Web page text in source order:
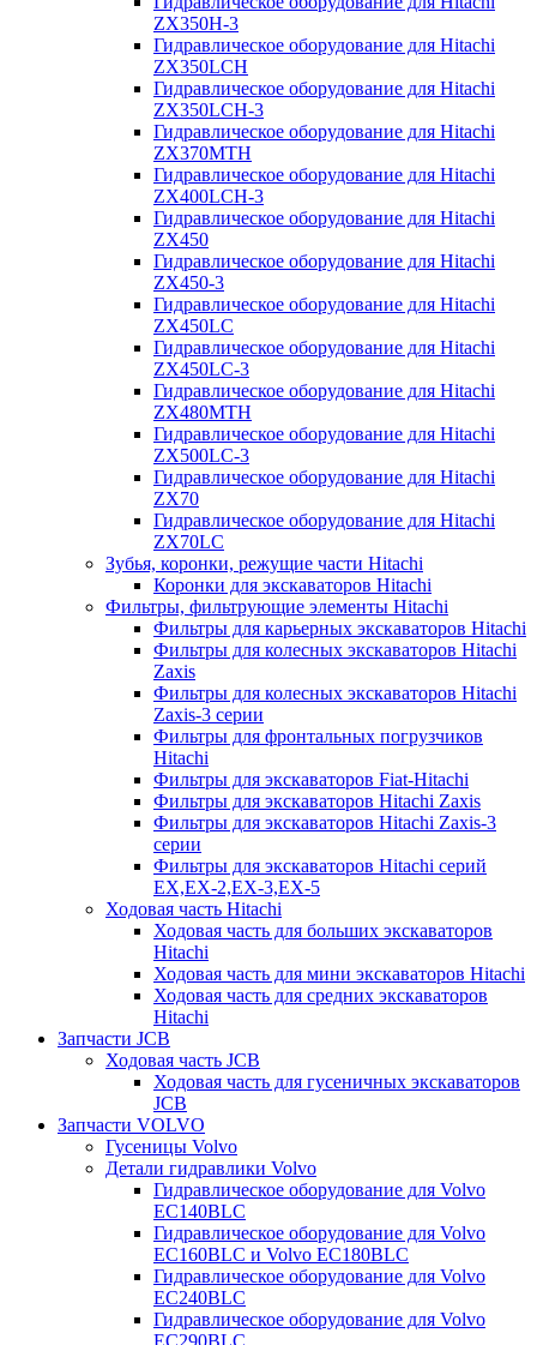
ZX350H-3
Гидравлическое оборудование для Hitachi
ZX350LCH
Гидравлическое оборудование для Hitachi
ZX350LCH-3
Гидравлическое оборудование для Hitachi
ZX370MTH
Гидравлическое оборудование для Hitachi
ZX400LCH-3
Гидравлическое оборудование для Hitachi
ZX450
Гидравлическое оборудование для Hitachi
ZX450-3
Гидравлическое оборудование для Hitachi
ZX450LC
Гидравлическое оборудование для Hitachi
ZX450LC-3
Гидравлическое оборудование для Hitachi
ZX480MTH
Гидравлическое оборудование для Hitachi
ZX500LC-3
Гидравлическое оборудование для Hitachi
ZX70
Гидравлическое оборудование для Hitachi
ZX70LC
Зубья, коронки, режущие части Hitachi
Коронки для экскаваторов Hitachi
Фильтры, фильтрующие элементы Hitachi
Фильтры для карьерных экскаваторов Hitachi
Фильтры для колесных экскаваторов Hitachi
Zaxis
Фильтры для колесных экскаваторов Hitachi
Zaxis-3 серии
Фильтры для фронтальных погрузчиков
Hitachi
Фильтры для экскаваторов Fiat-Hitachi
Фильтры для экскаваторов Hitachi Zaxis
Фильтры для экскаваторов Hitachi Zaxis-3
серии
Фильтры для экскаваторов Hitachi серий
EX,EX-2,EX-3,EX-5
Ходовая часть Hitachi
Ходовая часть для больших экскаваторов
Hitachi
Ходовая часть для мини экскаваторов Hitachi
Ходовая часть для средних экскаваторов
Hitachi
Запчасти JCB
Ходовая часть JCB
Ходовая часть для гусеничных экскаваторов
JCB
Запчасти VOLVO
Гусеницы Volvo
Детали гидравлики Volvo
Гидравлическое оборудование для Volvo
EC140BLC
Гидравлическое оборудование для Volvo
EC160BLC и Volvo EC180BLC
Гидравлическое оборудование для Volvo
EC240BLC
Гидравлическое оборудование для Volvo
EC290BLC